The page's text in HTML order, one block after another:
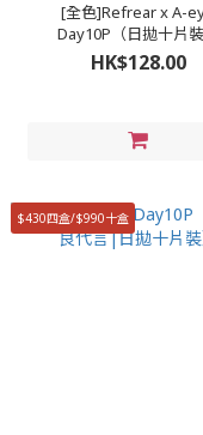
[全色]Refrear x A-
Day10P（日拋十片裝
HK$128.00
$430四盒/$990十盒